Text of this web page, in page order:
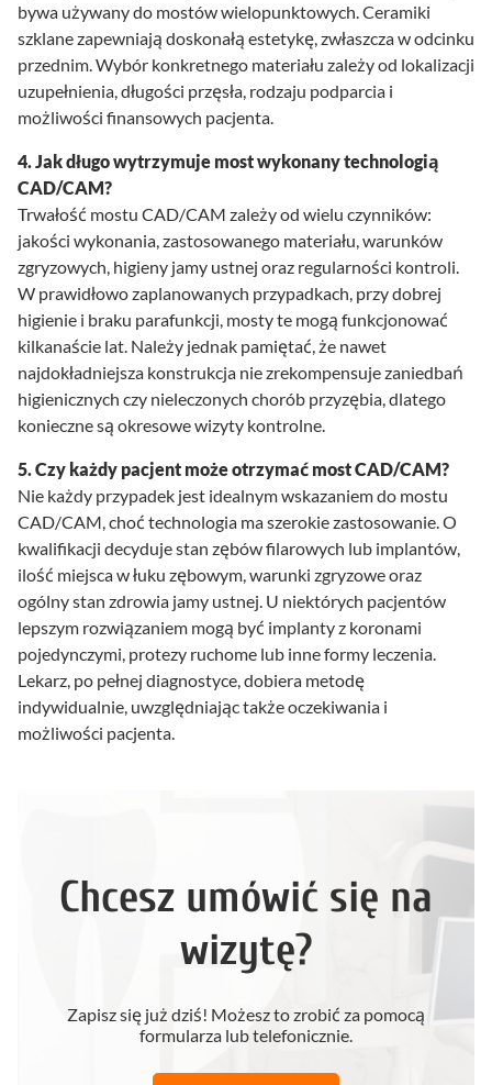
bywa używany do mostów wielopunktowych. Ceramiki
szklane zapewniają doskonałą estetykę, zwłaszcza w odcinku
przednim. Wybór konkretnego materiału zależy od lokalizacji
uzupełnienia, długości przęsła, rodzaju podparcia i
możliwości finansowych pacjenta.
4. Jak długo wytrzymuje most wykonany technologią
CAD/CAM?
Trwałość mostu CAD/CAM zależy od wielu czynników:
jakości wykonania, zastosowanego materiału, warunków
zgryzowych, higieny jamy ustnej oraz regularności kontroli.
W prawidłowo zaplanowanych przypadkach, przy dobrej
higienie i braku parafunkcji, mosty te mogą funkcjonować
kilkanaście lat. Należy jednak pamiętać, że nawet
najdokładniejsza konstrukcja nie zrekompensuje zaniedbań
higienicznych czy nieleczonych chorób przyzębia, dlatego
konieczne są okresowe wizyty kontrolne.
5. Czy każdy pacjent może otrzymać most CAD/CAM?
Nie każdy przypadek jest idealnym wskazaniem do mostu
CAD/CAM, choć technologia ma szerokie zastosowanie. O
kwalifikacji decyduje stan zębów filarowych lub implantów,
ilość miejsca w łuku zębowym, warunki zgryzowe oraz
ogólny stan zdrowia jamy ustnej. U niektórych pacjentów
lepszym rozwiązaniem mogą być implanty z koronami
pojedynczymi, protezy ruchome lub inne formy leczenia.
Lekarz, po pełnej diagnostyce, dobiera metodę
indywidualnie, uwzględniając także oczekiwania i
możliwości pacjenta.
Chcesz umówić się na
wizytę?
Zapisz się już dziś! Możesz to zrobić za pomocą
formularza lub telefonicznie.